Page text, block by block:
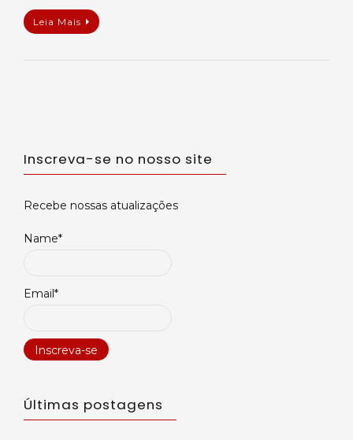
Leia Mais
Inscreva-se no nosso site
Recebe nossas atualizações
Name*
Email*
Últimas postagens